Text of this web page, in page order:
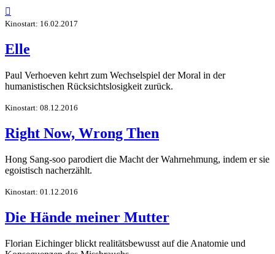

Kinostart: 16.02.2017
Elle
Paul Verhoeven kehrt zum Wechselspiel der Moral in der
humanistischen Rücksichtslosigkeit zurück.
Kinostart: 08.12.2016
Right Now, Wrong Then
Hong Sang-soo parodiert die Macht der Wahrnehmung, indem er sie
egoistisch nacherzählt.
Kinostart: 01.12.2016
Die Hände meiner Mutter
Florian Eichinger blickt realitätsbewusst auf die Anatomie und